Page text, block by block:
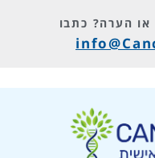
הערה? כתבו